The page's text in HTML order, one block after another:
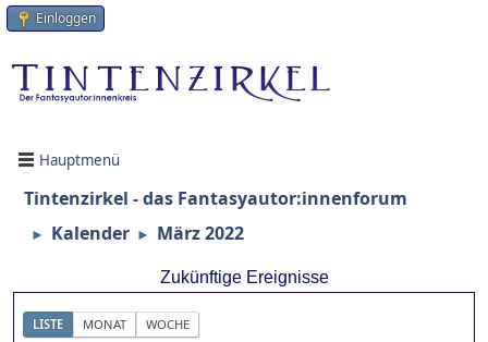
Einloggen
Hauptmenü
Tintenzirkel - das Fantasyautor:innenforum
► Kalender ► März 2022
Zukünftige Ereignisse
LISTE MONAT WOCHE